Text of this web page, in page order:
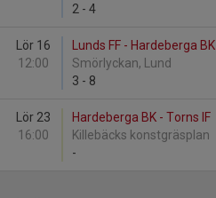
2 - 4
Lör 16
12:00
Lunds FF - Hardeberga BK
Smörlyckan, Lund
3 - 8
Lör 23
16:00
Hardeberga BK - Torns IF
Killebäcks konstgräsplan
-